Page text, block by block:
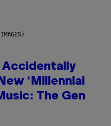
Accidentally
‘Millennial
The Gen